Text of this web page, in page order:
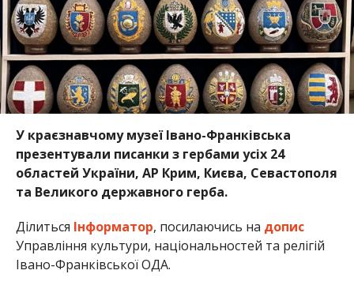
У краєзнавчому музеї Івано-Франківська
презентували писанки з гербами усіх 24
областей України, АР Крим, Києва, Севастополя
та Великого державного герба.
Ділиться Інформатор, посилаючись на допис
Управління культури, національностей та релігій
Івано-Франківської ОДА.